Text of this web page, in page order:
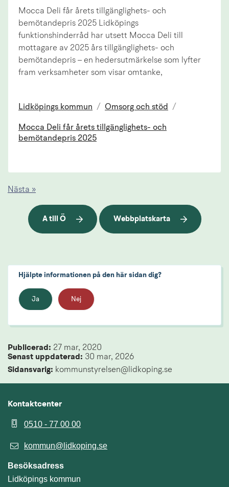
Mocca Deli får årets tillgänglighets- och
bemötandepris 2025 Lidköpings
funktionshinderråd har utsett Mocca Deli till
mottagare av 2025 års tillgänglighets- och
bemötandepris – en hedersutmärkelse som lyfter
fram verksamheter som visar omtanke,
Lidköpings kommun / Omsorg och stöd /
Mocca Deli får årets tillgänglighets- och
bemötandepris 2025
Nästa »
A till Ö Webbplatskarta
Hjälpte informationen på den här sidan dig?
Ja Nej
Publicerad: 27 mar, 2020
Senast uppdaterad: 30 mar, 2026
Sidansvarig: kommunstyrelsen@lidkoping.se
Kontaktcenter
0510 - 77 00 00
kommun@lidkoping.se
Besöksadress
Lidköpings kommun